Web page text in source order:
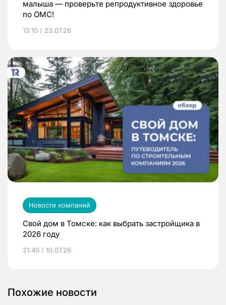
малыша — проверьте репродуктивное здоровье
по ОМС!
13:10 / 23.07.26
Новости компаний
Свой дом в Томске: как выбрать застройщика в
2026 году
21:40 / 10.07.26
Похожие новости